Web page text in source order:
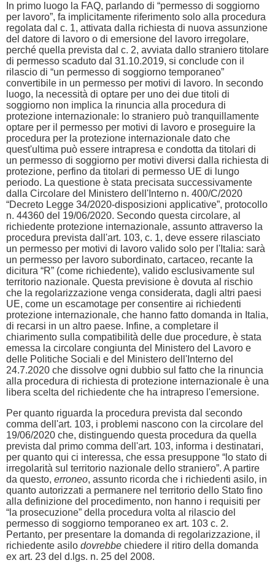
In primo luogo la FAQ, parlando di “permesso di soggiorno
per lavoro”, fa implicitamente riferimento solo alla procedura
regolata dal c. 1, attivata dalla richiesta di nuova assunzione
del datore di lavoro o di emersione del lavoro irregolare,
perché quella prevista dal c. 2, avviata dallo straniero titolare
di permesso scaduto dal 31.10.2019, si conclude con il
rilascio di “un permesso di soggiorno temporaneo”
convertibile in un permesso per motivi di lavoro. In secondo
luogo, la necessità di optare per uno dei due titoli di
soggiorno non implica la rinuncia alla procedura di
protezione internazionale: lo straniero può tranquillamente
optare per il permesso per motivi di lavoro e proseguire la
procedura per la protezione internazionale dato che
quest'ultima può essere intrapresa e condotta da titolari di
un permesso di soggiorno per motivi diversi dalla richiesta di
protezione, perfino da titolari di permesso UE di lungo
periodo. La questione è stata precisata successivamente
dalla Circolare del Ministero dell'Interno n. 400/C/2020
“Decreto Legge 34/2020-disposizioni applicative”, protocollo
n. 44360 del 19/06/2020. Secondo questa circolare, al
richiedente protezione internazionale, assunto attraverso la
procedura prevista dall'art. 103, c. 1, deve essere rilasciato
un permesso per motivi di lavoro valido solo per l'Italia: sarà
un permesso per lavoro subordinato, cartaceo, recante la
dicitura “R” (come richiedente), valido esclusivamente sul
territorio nazionale. Questa previsione è dovuta al rischio
che la regolarizzazione venga considerata, dagli altri paesi
UE, come un escamotage per consentire ai richiedenti
protezione internazionale, che hanno fatto domanda in Italia,
di recarsi in un altro paese. Infine, a completare il
chiarimento sulla compatibilità delle due procedure, è stata
emessa la circolare congiunta del Ministero del Lavoro e
delle Politiche Sociali e del Ministero dell'Interno del
24.7.2020 che dissolve ogni dubbio sul fatto che la rinuncia
alla procedura di richiesta di protezione internazionale è una
libera scelta del richiedente che ha intrapreso l'emersione.
Per quanto riguarda la procedura prevista dal secondo
comma dell'art. 103, i problemi nascono con la circolare del
19/06/2020 che, distinguendo questa procedura da quella
prevista dal primo comma dell'art. 103, informa i destinatari,
per quanto qui ci interessa, che essa presuppone “lo stato di
irregolarità sul territorio nazionale dello straniero”. A partire
da questo, erroneo, assunto ricorda che i richiedenti asilo, in
quanto autorizzati a permanere nel territorio dello Stato fino
alla definizione del procedimento, non hanno i requisiti per
“la prosecuzione” della procedura volta al rilascio del
permesso di soggiorno temporaneo ex art. 103 c. 2.
Pertanto, per presentare la domanda di regolarizzazione, il
richiedente asilo dovrebbe chiedere il ritiro della domanda
ex art. 23 del d.lgs. n. 25 del 2008.